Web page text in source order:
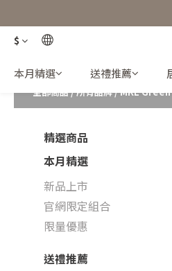
$
本月精選 送禮推薦
全部商品/所有品牌/MKL
精選商品
本月精選
新品上市
官網限定組合
限量優惠
送禮推薦